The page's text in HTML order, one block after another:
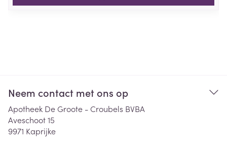
Neem contact met ons op
Apotheek De Groote - Croubels BVBA
Aveschoot 15
9971 Kaprijke